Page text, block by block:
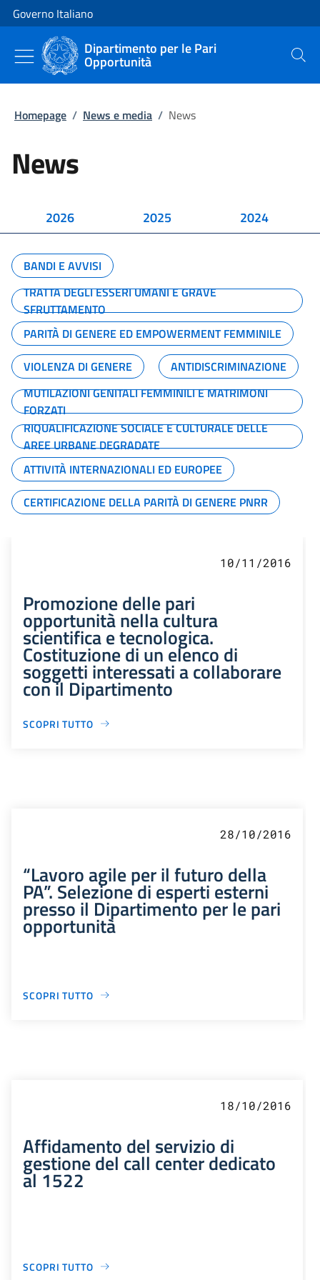
Vai al contenuto
Vai alla navigazione del sito
Governo Italiano
Dipartimento per le Pari
Opportunità Cerca
Homepage / News e media / News
News
2026 2025 2024
BANDI E AVVISI
TRATTA DEGLI ESSERI UMANI E GRAVE
SFRUTTAMENTO
PARITÀ DI GENERE ED EMPOWERMENT FEMMINILE
VIOLENZA DI GENERE
ANTIDISCRIMINAZIONE
MUTILAZIONI GENITALI FEMMINILI E MATRIMONI
FORZATI
RIQUALIFICAZIONE SOCIALE E CULTURALE DELLE
AREE URBANE DEGRADATE
ATTIVITÀ INTERNAZIONALI ED EUROPEE
CERTIFICAZIONE DELLA PARITÀ DI GENERE PNRR
10/11/2016
Promozione delle pari
opportunità nella cultura
scientifica e tecnologica.
Costituzione di un elenco di
soggetti interessati a collaborare
con il Dipartimento
SCOPRI TUTTO
28/10/2016
“Lavoro agile per il futuro della
PA”. Selezione di esperti esterni
presso il Dipartimento per le pari
opportunità
SCOPRI TUTTO
18/10/2016
Affidamento del servizio di
gestione del call center dedicato
al 1522
SCOPRI TUTTO